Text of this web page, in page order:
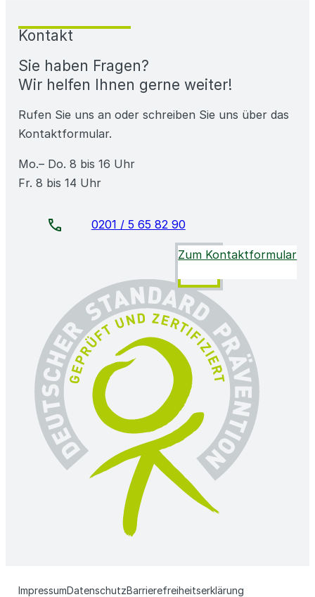
Kontakt
Sie haben Fragen?
Wir helfen Ihnen gerne weiter!
Rufen Sie uns an oder schreiben Sie uns über das
Kontaktformular.
Mo.– Do. 8 bis 16 Uhr
Fr. 8 bis 14 Uhr
0201 / 5 65 82 90
Zum Kontaktformular
ImpressumDatenschutzBarrierefreiheitserklärung